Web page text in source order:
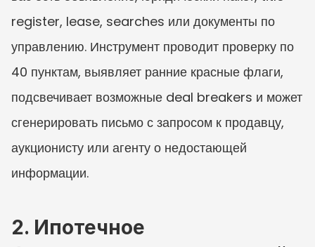
register, lease, searches или документы по
управлению. Инструмент проводит проверку по
40 пунктам, выявляет ранние красные флаги,
подсвечивает возможные deal breakers и может
сгенерировать письмо с запросом к продавцу,
аукционисту или агенту о недостающей
информации.
2. Ипотечное